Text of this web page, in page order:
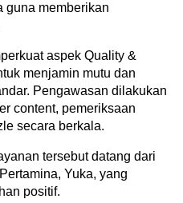
guna memberikan
aspek Quality &
menjamin mutu dan
Pengawasan dilakukan
content, pemeriksaan
secara berkala.
tersebut datang dari
Yuka, yang
positif.